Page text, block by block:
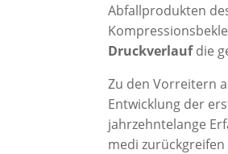
Abfallprodukten
Druckverlaufdie
Zu den Vorreitern
Entwicklung der
jahrzehntelange
medi